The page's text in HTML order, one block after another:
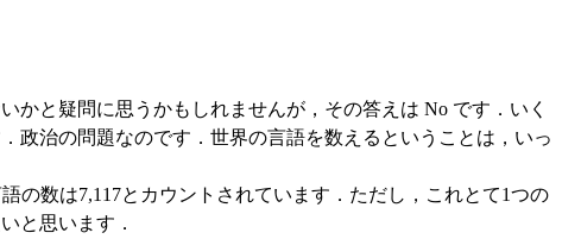
と疑問に思うかもしれませんが，その答えは No です．いく
政治の問題なのです．世界の言語を数えるということは，いっ
の数は7,117とカウントされています．ただし，これとて1つの
と思います．